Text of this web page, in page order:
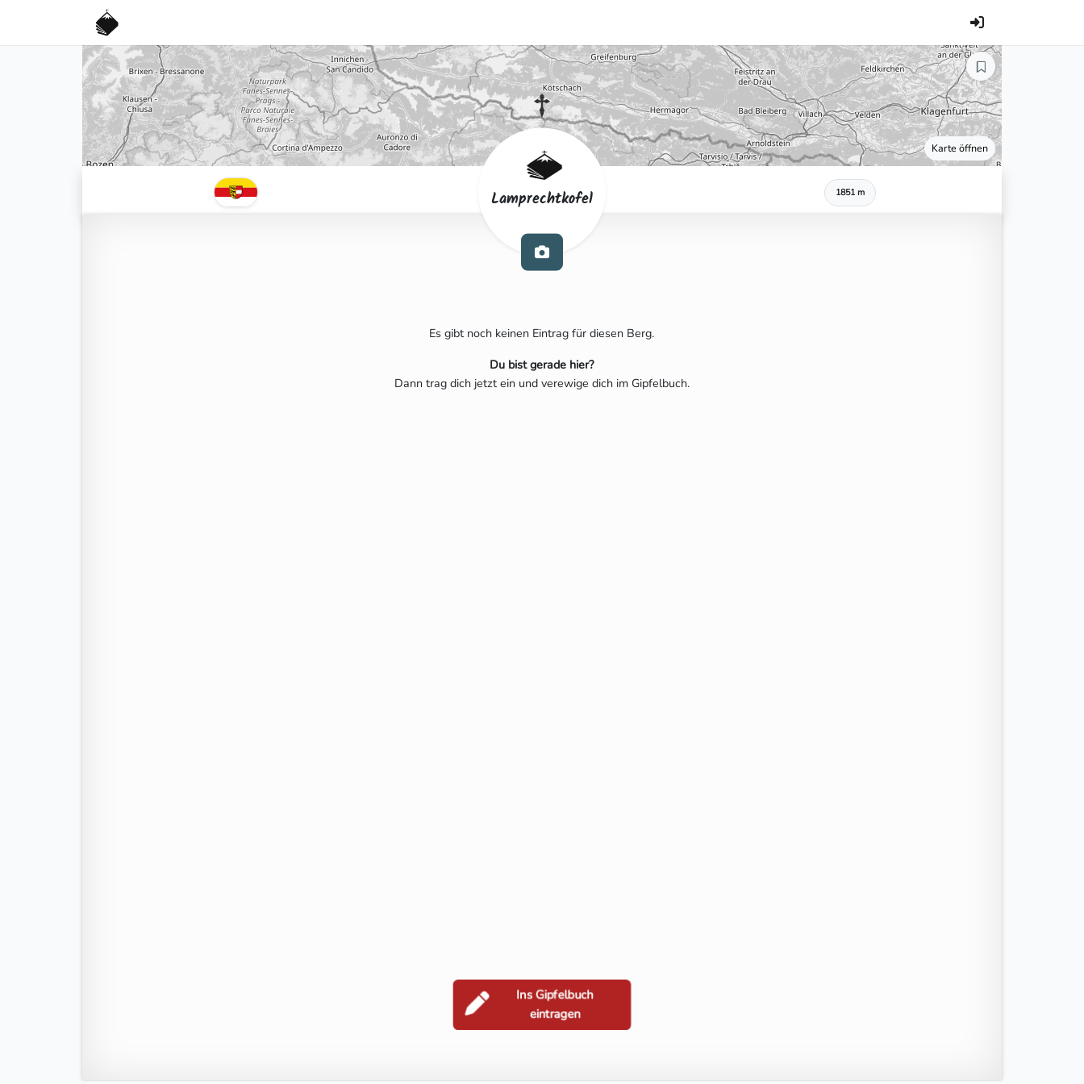
Karte öffnen
Lamprechtkofel 1851 m
Es gibt noch keinen Eintrag für diesen Berg.
Du bist gerade hier?
Dann trag dich jetzt ein und verewige dich im Gipfelbuch.
Ins Gipfelbuch
eintragen